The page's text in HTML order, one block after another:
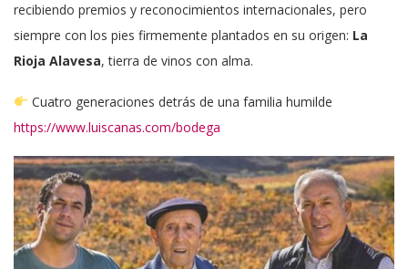
recibiendo premios y reconocimientos internacionales, pero
siempre con los pies firmemente plantados en su origen: La
Rioja Alavesa, tierra de vinos con alma.
Cuatro generaciones detrás de una familia humilde
https://www.luiscanas.com/bodega